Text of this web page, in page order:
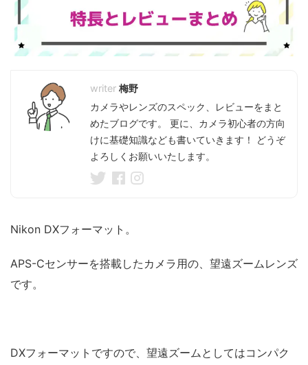
梅野
カメラやレンズのスペック、レビューをまと
めたブログです。 更に、カメラ初心者の方向
けに基礎知識なども書いていきます！ どうぞ
よろしくお願いいたします。
Nikon DXフォーマット。
APS-Cセンサーを搭載したカメラ用の、望遠ズームレンズ
です。
DXフォーマットですので、望遠ズームとしてはコンパク